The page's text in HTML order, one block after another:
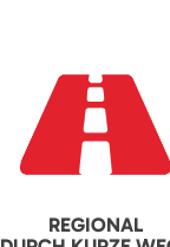
REGIONAL